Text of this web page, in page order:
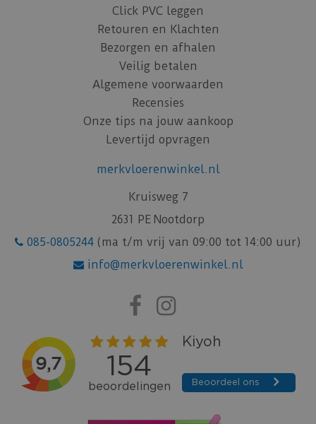
Click PVC leggen
Retouren en Klachten
Bezorgen en afhalen
Veilig betalen
Algemene voorwaarden
Recensies
Onze tips na jouw aankoop
Levertijd opvragen
merkvloerenwinkel.nl
Kruisweg 7
2631 PE Nootdorp
085-0805244 (ma t/m vrij van 09:00 tot 14:00 uur)
info@merkvloerenwinkel.nl